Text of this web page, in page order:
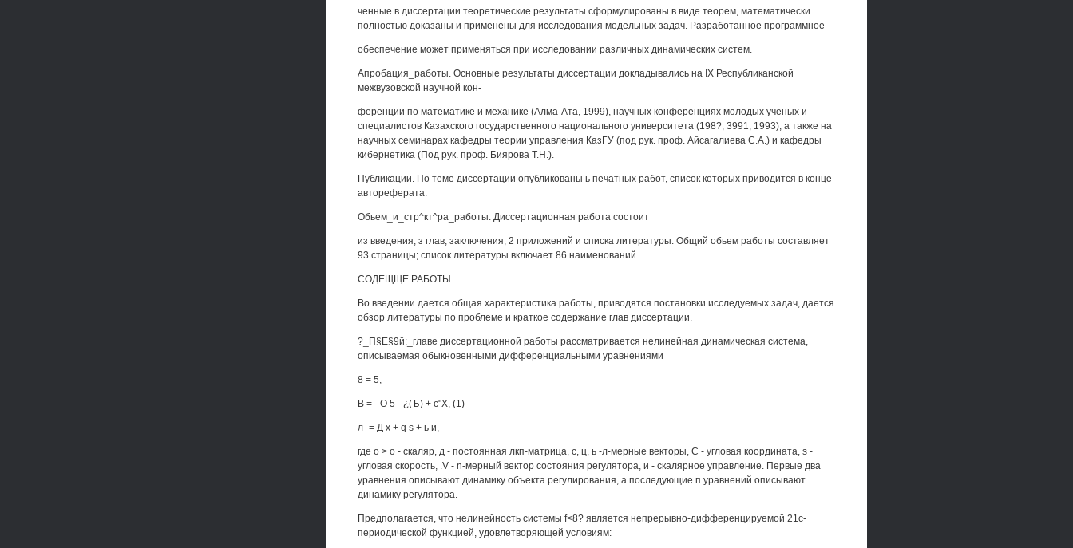
ченные в диссертации теоретические результаты сформулированы в виде теорем, математически
полностью доказаны и применены для исследования модельных задач. Разработанное программное
обеспечение может применяться при исследовании различных динамических систем.
Апробация_работы. Основные результаты диссертации докладывались на IX Республиканской
межвузовской научной кон-
ференции по математике и механике (Алма-Ата, 1999), научных конференциях молодых ученых и
специалистов Казахского государственного национального университета (198?, 3991, 1993), а также на
научных семинарах кафедры теории управления КазГУ (под рук. проф. Айсагалиева С.А.) и кафедры
кибернетика (Под рук. проф. Биярова Т.Н.).
Публикации. По теме диссертации опубликованы ь печатных работ, список которых приводится в конце
автореферата.
Обьем_и_стр^кт^ра_работы. Диссертационная работа состоит
из введения, з глав, заключения, 2 приложений и списка литературы. Общий обьем работы составляет
93 страницы; список литературы включает 86 наименований.
СОДЕЩЩЕ.РАБОТЫ
Во введении дается общая характеристика работы, приводятся постановки исследуемых задач, дается
обзор литературы по проблеме и краткое содержание глав диссертации.
?_П§Е§9й:_главе диссертационной работы рассматривается нелинейная динамическая система,
описываемая обыкновенными дифференциальными уравнениями
8 = 5,
В = - О 5 - ¿(Ъ) + с"X, (1)
л- = Д х + q s + ь и,
где о > о - скаляр, д - постоянная лкп-матрица, с, ц, ь -л-мерные векторы, С - угловая координата, s -
угловая скорость, .V - n-мерный вектор состояния регулятора, и - скалярное управление. Первые два
уравнения описывают динамику объекта регулирования, а последующие п уравнений описывают
динамику регулятора.
Предполагается, что нелинейность системы f<8? является непрерывно-дифференцируемой 21с-
периодической функцией, удовлетворяющей условиям: